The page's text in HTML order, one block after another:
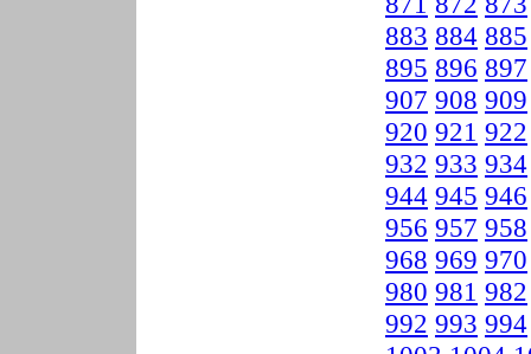
883 884 885
895 896 897
907 908 909
920 921 922
932 933 934
944 945 946
956 957 958
968 969 970
980 981 982
992 993 994